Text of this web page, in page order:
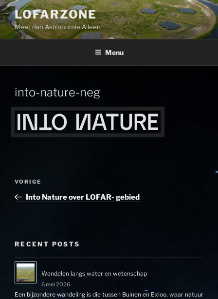
Ga
naar
de
inhoud
LOFARZONE
Meer dan Astronomie Alleen
Menu
into-nature-neg
Bericht
Vorig
bericht
VORIGE
Into Nature over LOFAR- gebied
RECENT POSTS
Wandelen langs water en wetenschap
6 mei 2026
Een bijzondere wandeling is die tussen Buinen en Exloo, waar natuur